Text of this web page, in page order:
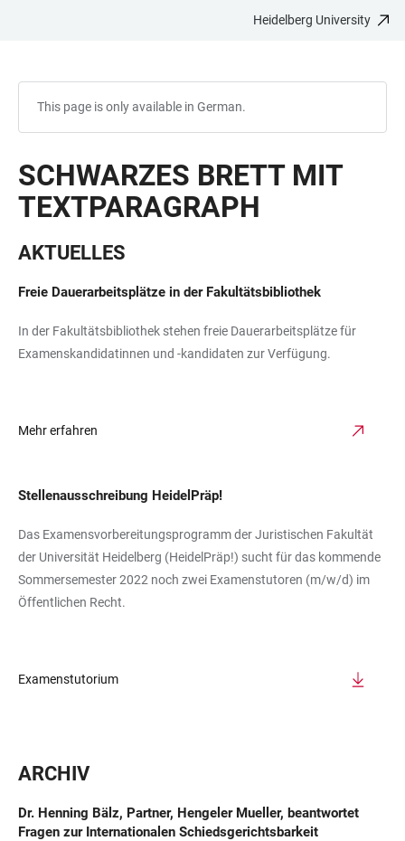
Heidelberg University
This page is only available in German.
SCHWARZES BRETT MIT
TEXTPARAGRAPH
AKTUELLES
Freie Dauerarbeitsplätze in der Fakultätsbibliothek
In der Fakultätsbibliothek stehen freie Dauerarbeitsplätze für
Examenskandidatinnen und -kandidaten zur Verfügung.
Mehr erfahren
Stellenausschreibung HeidelPräp!
Das Examensvorbereitungsprogramm der Juristischen Fakultät
der Universität Heidelberg (HeidelPräp!) sucht für das kommende
Sommersemester 2022 noch zwei Examenstutoren (m/w/d) im
Öffentlichen Recht.
Examenstutorium
ARCHIV
Dr. Henning Bälz, Partner, Hengeler Mueller, beantwortet
Fragen zur Internationalen Schiedsgerichtsbarkeit